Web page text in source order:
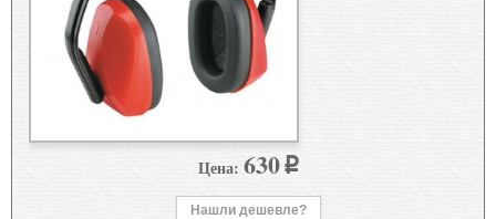
Цена: 630p
Нашли дешевле?